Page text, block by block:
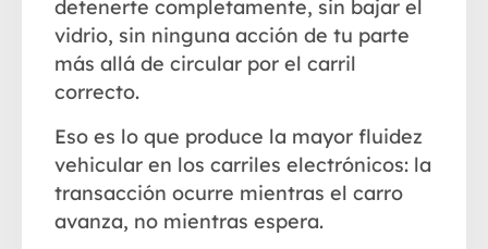
detenerte completamente, sin bajar el
vidrio, sin ninguna acción de tu parte
más allá de circular por el carril
correcto.
Eso es lo que produce la mayor fluidez
vehicular en los carriles electrónicos: la
transacción ocurre mientras el carro
avanza, no mientras espera.